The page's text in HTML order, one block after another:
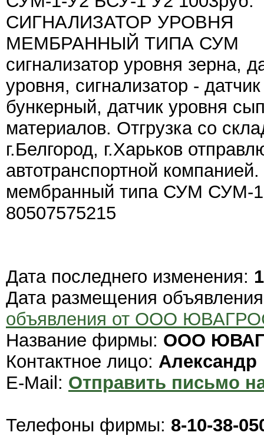
СИГНАЛИЗАТОР УРОВНЯ
МЕМБРАННЫЙ ТИПА СУМ
сигнализатор уровня зерна,
уровня, сигнализатор - датчик
бункерный, датчик уровня
материалов. Отгрузка со
г.Белгород, г.Харьков
автотранспортной
мембранный типа СУМ СУМ-
80507575215
Дата последнего изменения:
Дата размещения
объявления от ООО
Название фирмы: ООО
Контактное лицо: Александр
E-Mail: Отправить письмо
Телефоны фирмы: 8-10-38-